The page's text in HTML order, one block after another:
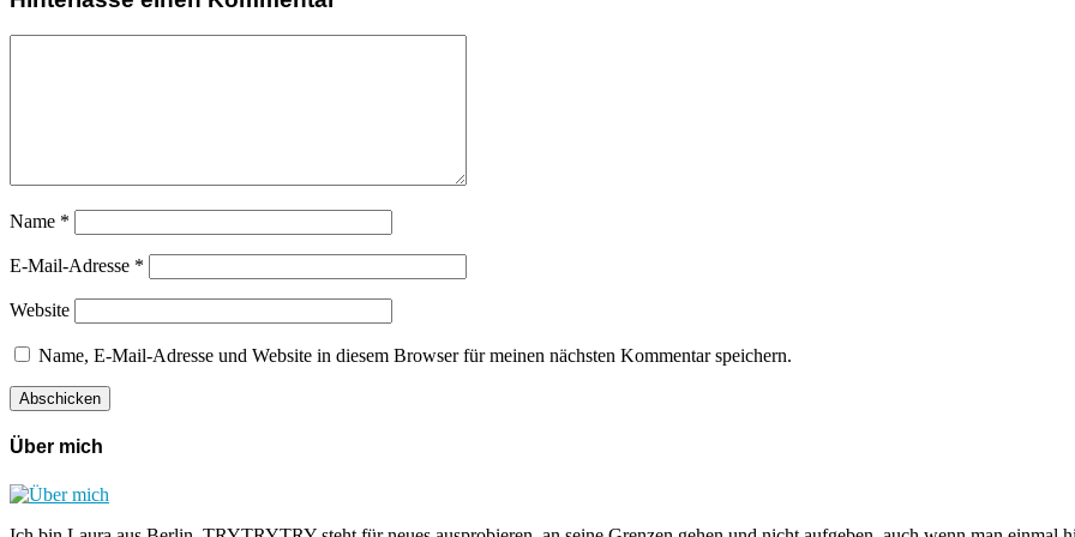
Name *
E-Mail-Adresse *
Website
Name, E-Mail-Adresse und Website in diesem Browser für meinen nächsten Kommentar speichern.
Über mich